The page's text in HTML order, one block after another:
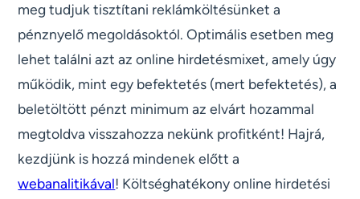
meg tudjuk tisztítani reklámköltésünket a
pénznyelő megoldásoktól. Optimális esetben meg
lehet találni azt az online hirdetésmixet, amely úgy
működik, mint egy befektetés (mert befektetés), a
beletöltött pénzt minimum az elvárt hozammal
megtoldva visszahozza nekünk profitként! Hajrá,
kezdjünk is hozzá mindenek előtt a
webanalitikával! Költséghatékony online hirdetési